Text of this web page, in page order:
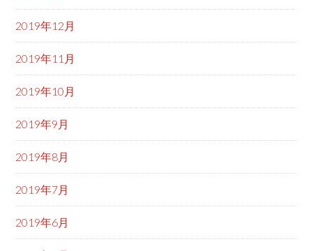
2019年12月
2019年11月
2019年10月
2019年9月
2019年8月
2019年7月
2019年6月